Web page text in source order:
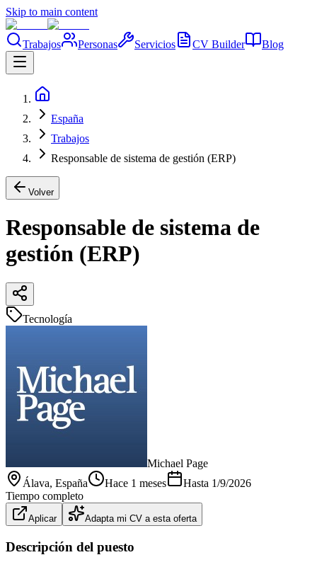
Skip to main content
Trabajos Personas Servicios CV Builder Blog
España
Trabajos
Responsable de sistema de gestión (ERP)
Volver
Responsable de sistema de
gestión (ERP)
Tecnología
Michael Page
Álava, España Hace 1 meses Hasta 1/9/2026
Tiempo completo
Aplicar Adapta mi CV a esta oferta
Descripción del puesto